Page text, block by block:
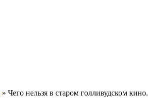
» Чего нельзя в старом голливудском кино.